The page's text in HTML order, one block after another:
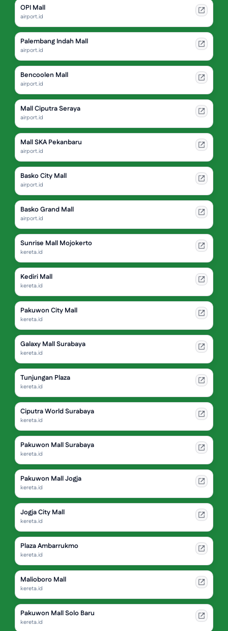
OPI Mall
airport.id
Palembang Indah Mall
airport.id
Bencoolen Mall
airport.id
Mall Ciputra Seraya
airport.id
Mall SKA Pekanbaru
airport.id
Basko City Mall
airport.id
Basko Grand Mall
airport.id
Sunrise Mall Mojokerto
kereta.id
Kediri Mall
kereta.id
Pakuwon City Mall
kereta.id
Galaxy Mall Surabaya
kereta.id
Tunjungan Plaza
kereta.id
Ciputra World Surabaya
kereta.id
Pakuwon Mall Surabaya
kereta.id
Pakuwon Mall Jogja
kereta.id
Jogja City Mall
kereta.id
Plaza Ambarrukmo
kereta.id
Malioboro Mall
kereta.id
Pakuwon Mall Solo Baru
kereta.id